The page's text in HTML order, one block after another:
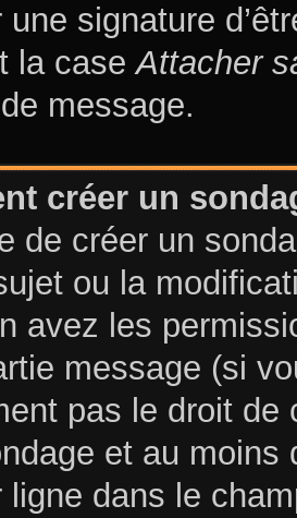
une signature
la caseAttacher
message.
créer un
de créer un
ou la
avez les
message (si
pas le droit
et au
ligne dans le